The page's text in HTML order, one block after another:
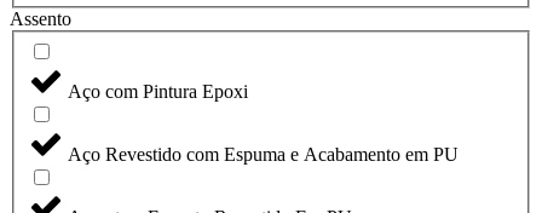
Assento
Aço com Pintura Epoxi
Aço Revestido com Espuma e Acabamento em PU